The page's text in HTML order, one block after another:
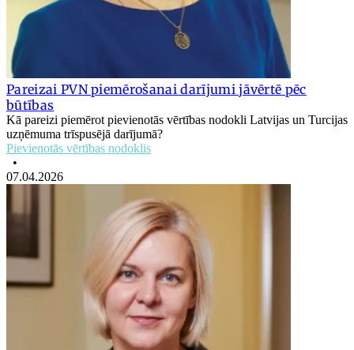
Pareizai PVN piemērošanai darījumi jāvērtē pēc
būtības
Kā pareizi piemērot pievienotās vērtības nodokli Latvijas un Turcijas
uzņēmuma trīspusējā darījumā?
Pievienotās vērtības nodoklis
•
07.04.2026